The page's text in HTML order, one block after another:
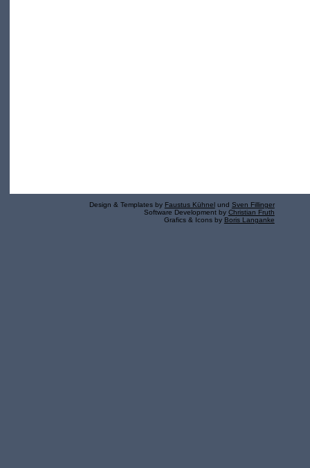
Design & Templates by Faustus Kühnel und Sven Fillinger
Software Development by Christian Fruth
Grafics & Icons by Boris Langanke